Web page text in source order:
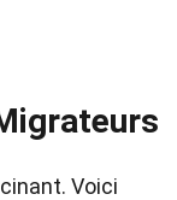
Voici